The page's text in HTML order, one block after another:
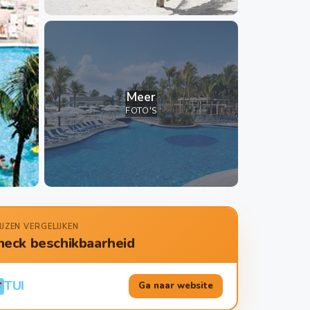
Meer
FOTO'S
VERGELIJKEN
beschikbaarheid
TUI Ga naar website